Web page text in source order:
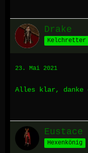
Drake
Kelchretter
23. Mai 2021
Alles klar, danke
Eustace
Hexenkönig